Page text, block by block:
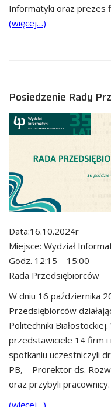
Informatyki oraz prezes
(więcej…)
Posiedzenie Rady
Data:16.10.2024r
Miejsce: Wydział
Godz. 12:15 – 15:00
Rada Przedsiębiorców
W dniu 16 października
Przedsiębiorców
Politechniki
przedstawiciele 14 firm
spotkaniu uczestniczyli
PB, – Prorektor ds.
oraz przybyli pracownicy.
(więcej…)